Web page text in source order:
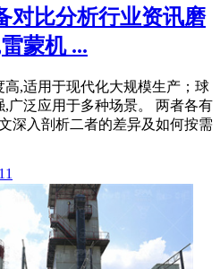
对比分析行业资讯磨
蒙机 ...
高,适用于现代化大规模生产；球
广泛应用于多种场景。 两者各有
深入剖析二者的差异及如何按需